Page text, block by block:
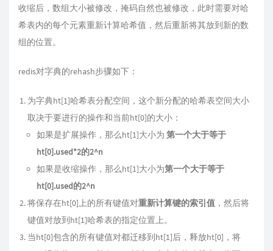
收缩后，数组大小被修改，掩码自然也被修改，此时需要对哈
希表内的每个元素重新计算哈希值，然后重新将其放到新的数
组的位置。
redis对字典的rehash步骤如下：
为字典ht[1]哈希表分配空间，这个新分配的哈希表空间大小
取决于要进行的操作和当前ht[0]的大小：
如果是扩展操作，那么ht[1]大小为 第一个大于等于
ht[0].used*2的2^n
如果是收缩操作，那么ht[1]大小为第一个大于等于
ht[0].used的2^n
将保存在ht[0]上的所有键值对重新计算键的索引值 ，然后将
键值对放到ht[1]哈希表的指定位置上。
当ht[0]包含的所有键值对都迁移到ht[1]后，释放ht[0]，将